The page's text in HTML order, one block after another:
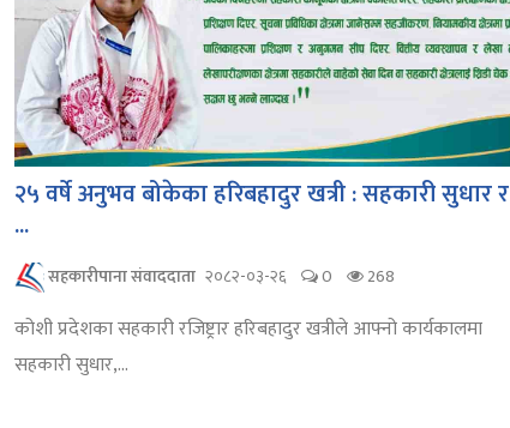
२५ वर्षे अनुभव बोकेका हरिबहादुर खत्री : सहकारी सुधार र
...
सहकारीपाना संवाददाता २०८२-०३-२६ 0 268
कोशी प्रदेशका सहकारी रजिष्ट्रार हरिबहादुर खत्रीले आफ्नो कार्यकालमा
सहकारी सुधार,...